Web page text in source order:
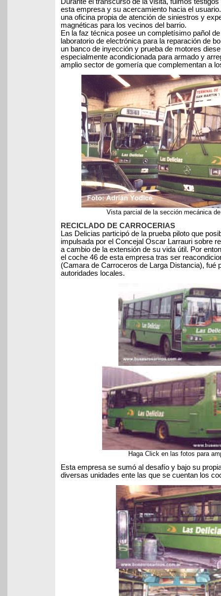
esta empresa y su acercamiento hacia el
una oficina propia de atención de siniestros y
magnéticas para los vecinos del barrio.
En la faz técnica posee un completísimo pañol
laboratorio de electrónica para la reparación de
un banco de inyección y prueba de motores
especialmente acondicionada para armado y
amplio sector de gomería que complementan a
Vista parcial de la sección mecánica
RECICLADO DE CARROCERIAS
Las Delicias participó de la prueba piloto que
impulsada por el Concejal Oscar Larrauri sobre
a cambio de la extensión de su vida útil. Por
el coche 46 de esta empresa tras ser
(Camara de Carroceros de Larga Distancia), fué
autoridades locales.
Haga Click en las fotos para
Esta empresa se sumó al desafío y bajo su
diversas unidades ente las que se cuentan los